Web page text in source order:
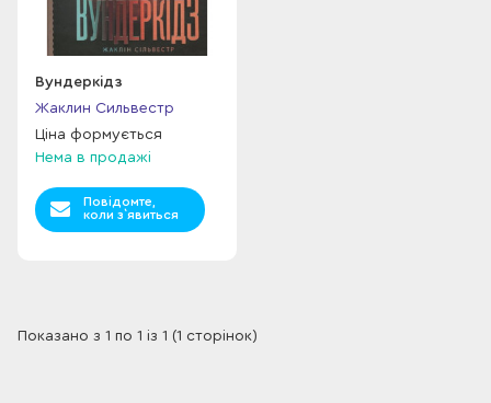
Вундеркідз
Жаклин Сильвестр
Ціна формується
Нема в продажі
Повідомте,
коли з`явиться
Показано з 1 по 1 із 1 (1 сторінок)